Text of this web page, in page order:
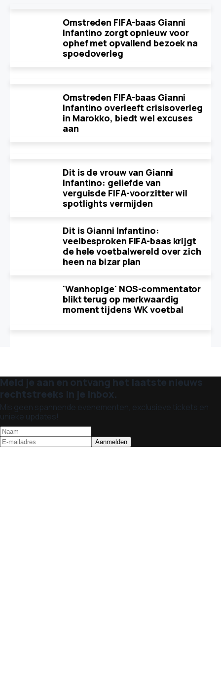
Omstreden FIFA-baas Gianni
Infantino zorgt opnieuw voor
ophef met opvallend bezoek na
spoedoverleg
Omstreden FIFA-baas Gianni
Infantino overleeft crisisoverleg
in Marokko, biedt wel excuses
aan
Dit is de vrouw van Gianni
Infantino: geliefde van
verguisde FIFA-voorzitter wil
spotlights vermijden
Dit is Gianni Infantino:
veelbesproken FIFA-baas krijgt
de hele voetbalwereld over zich
heen na bizar plan
'Wanhopige' NOS-commentator
blikt terug op merkwaardig
moment tijdens WK voetbal
Meld je aan en ontvang het laatste nieuws
rechtstreeks in je inbox.
Mis geen spannende evenementen, exclusieve tickets en
unieke updates!